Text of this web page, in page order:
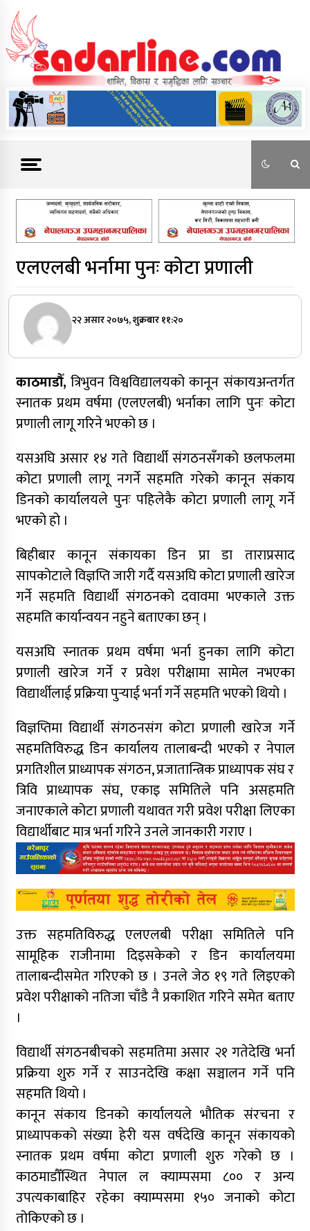
content
News For Nepal
एलएलबी भर्नामा पुनः कोटा प्रणाली
२२ असार २०७५, शुक्रबार ११:२०
काठमाडौँ, त्रिभुवन विश्वविद्यालयको कानून संकायअन्तर्गत
स्नातक प्रथम वर्षमा (एलएलबी) भर्नाका लागि पुनः कोटा
प्रणाली लागू गरिने भएको छ ।
यसअघि असार १४ गते विद्यार्थी संगठनसँगको छलफलमा
कोटा प्रणाली लागू नगर्ने सहमति गरेको कानून संकाय
डिनको कार्यालयले पुनः पहिलेकै कोटा प्रणाली लागू गर्ने
भएको हो ।
बिहीबार कानून संकायका डिन प्रा डा ताराप्रसाद
सापकोटाले विज्ञप्ति जारी गर्दै यसअघि कोटा प्रणाली खारेज
गर्ने सहमति विद्यार्थी संगठनको दवावमा भएकाले उक्त
सहमति कार्यान्वयन नहुने बताएका छन् ।
यसअघि स्नातक प्रथम वर्षमा भर्ना हुनका लागि कोटा
प्रणाली खारेज गर्ने र प्रवेश परीक्षामा सामेल नभएका
विद्यार्थीलाई प्रक्रिया पुर्‍याई भर्ना गर्ने सहमति भएको थियो ।
विज्ञप्तिमा विद्यार्थी संगठनसंग कोटा प्रणाली खारेज गर्ने
सहमतिविरुद्ध डिन कार्यालय तालाबन्दी भएको र नेपाल
प्रगतिशील प्राध्यापक संगठन, प्रजातान्त्रिक प्राध्यापक संघ र
त्रिवि प्राध्यापक संघ, एकाइ समितिले पनि असहमति
जनाएकाले कोटा प्रणाली यथावत गरी प्रवेश परीक्षा लिएका
विद्यार्थीबाट मात्र भर्ना गरिने उनले जानकारी गराए ।
उक्त सहमतिविरुद्ध एलएलबी परीक्षा समितिले पनि
सामूहिक राजीनामा दिइसकेको र डिन कार्यालयमा
तालाबन्दीसमेत गरिएको छ । उनले जेठ १९ गते लिइएको
प्रवेश परीक्षाको नतिजा चाँडै नै प्रकाशित गरिने समेत बताए
।
विद्यार्थी संगठनबीचको सहमतिमा असार २१ गतेदेखि भर्ना
प्रक्रिया शुरु गर्ने र साउनदेखि कक्षा सञ्चालन गर्ने पनि
सहमति थियो ।
कानून संकाय डिनको कार्यालयले भौतिक संरचना र
प्राध्यापकको संख्या हेरी यस वर्षदेखि कानून संकायको
स्नातक प्रथम वर्षमा कोटा प्रणाली शुरु गरेको छ ।
काठमाडौँस्थित नेपाल ल क्याम्पसमा ८०० र अन्य
उपत्यकाबाहिर रहेका क्याम्पसमा १५० जनाको कोटा
तोकिएको छ ।